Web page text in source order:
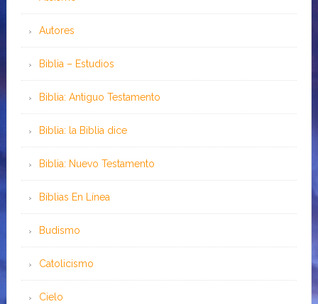
Autores
Biblia – Estudios
Biblia: Antiguo Testamento
Biblia: la Biblia dice
Biblia: Nuevo Testamento
Bíblias En Línea
Budismo
Catolicismo
Cielo